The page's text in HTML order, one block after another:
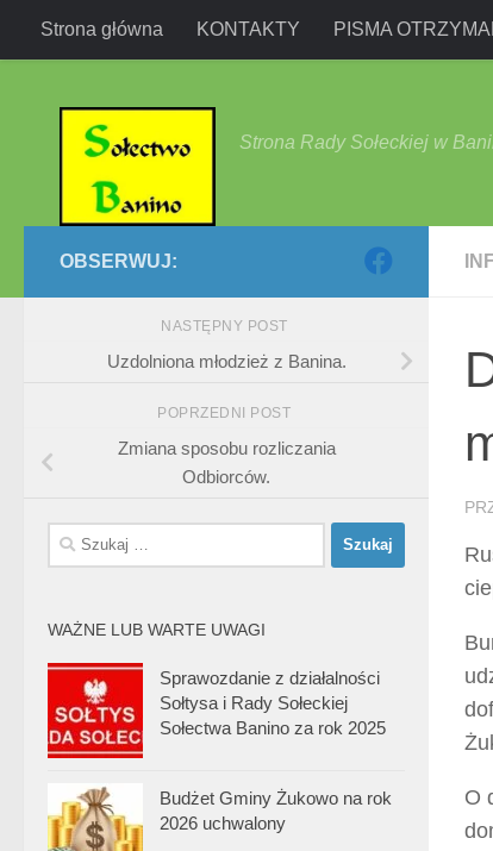
Przejdź do treści
Strona główna KONTAKTY PISMA
Strona Rady Sołeckiej w
O
OBSERWUJ:
NASTĘPNY POST
Uzdolniona młodzież z Banina.
POPRZEDNI POST
Zmiana sposobu rozliczania
Odbiorców.
Szukaj:
WAŻNE LUB WARTE UWAGI
Sprawozdanie z działalności
Sołtysa i Rady Sołeckiej
Sołectwa Banino za rok 2025
Budżet Gminy Żukowo na rok
2026 uchwalony